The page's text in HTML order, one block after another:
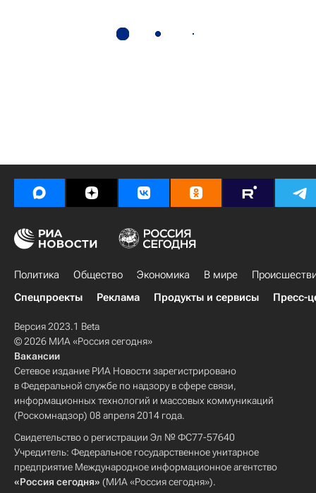
Политика Общество Экономика В мире
Спецпроекты
Реклама Продукты и сервисы Пресс-
Версия 2023.1 Beta
© 2026 МИА «Россия сегодня»
Вакансии
Сетевое издание РИА Новости зарегистрировано
в Федеральной службе по надзору в сфере связи,
информационных технологий и массовых коммуникаций
(Роскомнадзор) 08 апреля 2014 года.
Свидетельство о регистрации Эл № ФС77-57640
Учредитель: Федеральное государственное унитарное
предприятие Международное информационное агентство
«Россия сегодня» (МИА «Россия сегодня»).